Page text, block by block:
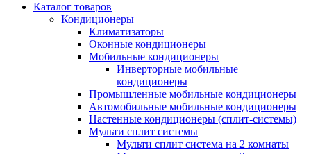
Каталог товаров
Кондиционеры
Климатизаторы
Оконные кондиционеры
Мобильные кондиционеры
Инверторные мобильные
кондиционеры
Промышленные мобильные кондиционеры
Автомобильные мобильные кондиционеры
Настенные кондиционеры (сплит-системы)
Мульти сплит системы
Мульти сплит система на 2 комнаты